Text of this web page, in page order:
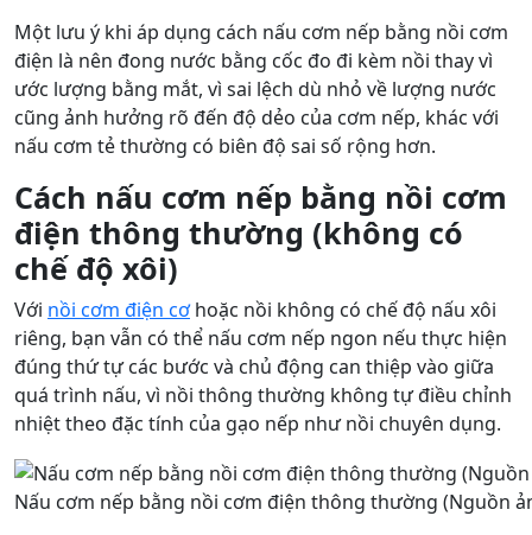
Một lưu ý khi áp dụng cách nấu cơm nếp bằng nồi cơm
điện là nên đong nước bằng cốc đo đi kèm nồi thay vì
ước lượng bằng mắt, vì sai lệch dù nhỏ về lượng nước
cũng ảnh hưởng rõ đến độ dẻo của cơm nếp, khác với
nấu cơm tẻ thường có biên độ sai số rộng hơn.
Cách nấu cơm nếp bằng nồi cơm
điện thông thường (không có
chế độ xôi)
Với nồi cơm điện cơhoặc nồi không có chế độ nấu xôi
riêng, bạn vẫn có thể nấu cơm nếp ngon nếu thực hiện
đúng thứ tự các bước và chủ động can thiệp vào giữa
quá trình nấu, vì nồi thông thường không tự điều chỉnh
nhiệt theo đặc tính của gạo nếp như nồi chuyên dụng.
Nấu cơm nếp bằng nồi cơm điện thông thường (Nguồn